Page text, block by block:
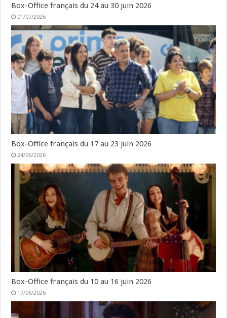
Box-Office français du 24 au 30 juin 2026
01/07/2026
Box-Office français du 17 au 23 juin 2026
24/06/2026
Box-Office français du 10 au 16 juin 2026
17/06/2026